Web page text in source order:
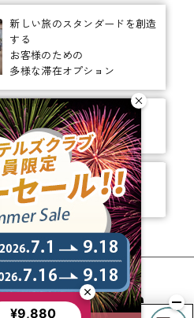
新しい旅のスタンダードを創造
する
お客様のための
多様な滞在オプション
ありそうでなかった、
ちょっと新しいカタチ。
ビジネスからレジャーまで、
幅広く選ばれるホテルへ。
¥9,880